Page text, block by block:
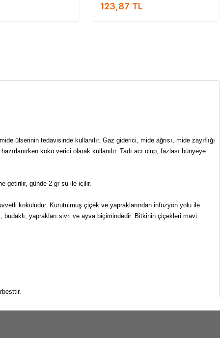
123,87 TL
ülserinin tedavisinde kullanılır. Gaz giderici, mide ağrısı, mide zayıflığı
koku verici olarak kullanılır. Tadı acı olup, fazlası bünyeye
getirilir, günde 2 gr su ile içilir.
kokuludur. Kurutulmuş çiçek ve yapraklarından infüzyon yolu ile
budaklı, yaprakları sivri ve ayva biçimindedir. Bitkinin çiçekleri mavi